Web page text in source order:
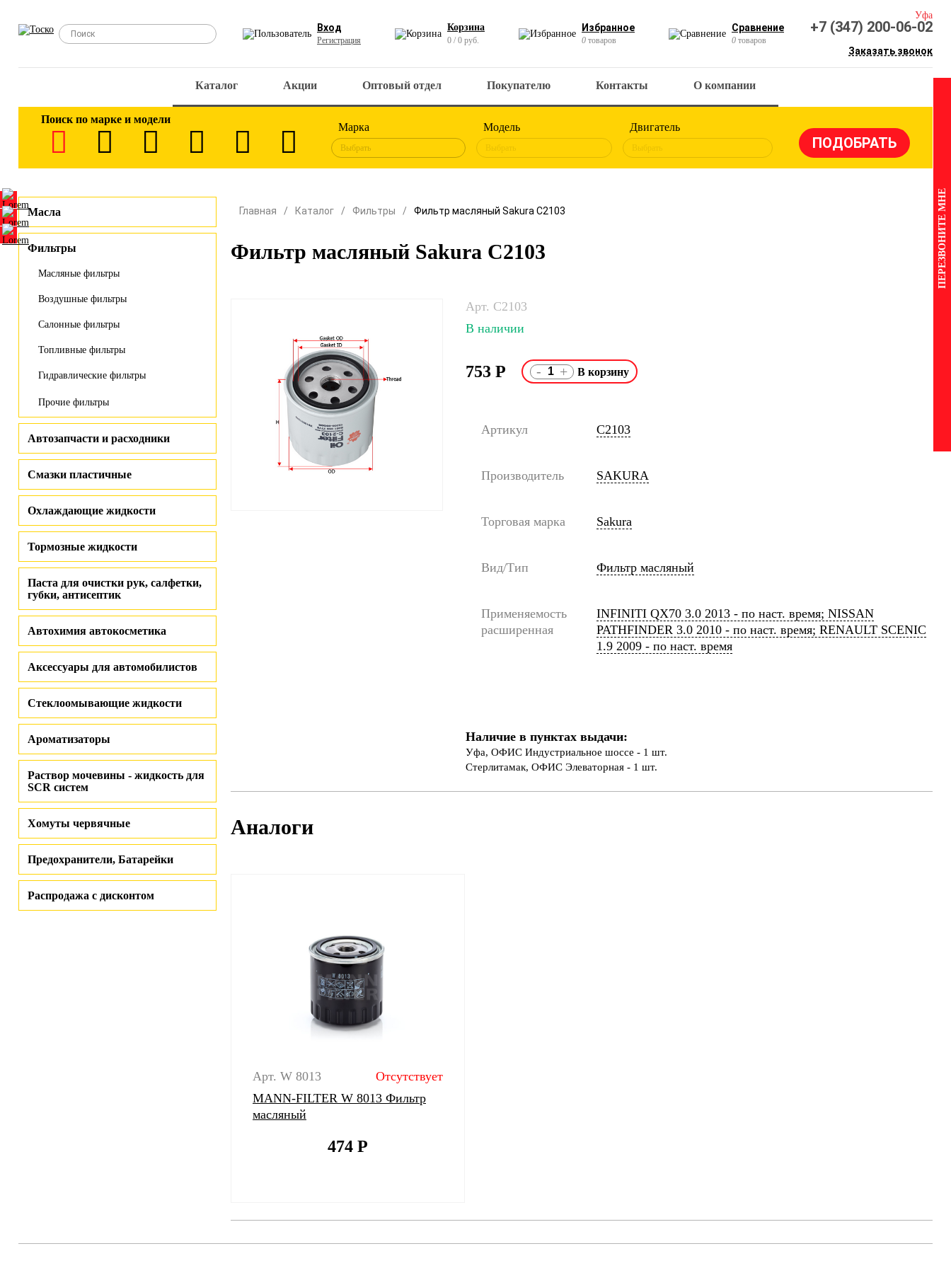
Вход
Регистрация
Корзина
0 / 0 руб.
Избранное
0 товаров
Сравнение
0 товаров
Уфа
+7 (347) 200-06-02
Заказать звонок
Каталог Акции Оптовый отдел Покупателю Контакты О компании
Поиск по марке и модели
Марка
Выбрать
Модель
Выбрать
Двигатель
Выбрать
Масла
Фильтры
Масляные фильтры
Воздушные фильтры
Салонные фильтры
Топливные фильтры
Гидравлические фильтры
Прочие фильтры
Автозапчасти и расходники
Смазки пластичные
Охлаждающие жидкости
Тормозные жидкости
Паста для очистки рук, салфетки,
губки, антисептик
Автохимия автокосметика
Аксессуары для автомобилистов
Стеклоомывающие жидкости
Ароматизаторы
Раствор мочевины - жидкость для
SCR систем
Хомуты червячные
Предохранители, Батарейки
Распродажа с дисконтом
Главная Каталог Фильтры Фильтр масляный Sakura C2103
Фильтр масляный Sakura C2103
Арт. C2103
В наличии
753 Р - +
Артикул C2103
Производитель SAKURA
Торговая марка Sakura
Вид/Тип Фильтр масляный
Применяемость
расширенная
INFINITI QX70 3.0 2013 - по наст. время; NISSAN
PATHFINDER 3.0 2010 - по наст. время; RENAULT SCENIC
1.9 2009 - по наст. время
Наличие в пунктах выдачи:
Уфа, ОФИС Индустриальное шоссе - 1 шт.
Стерлитамак, ОФИС Элеваторная - 1 шт.
Аналоги
Арт. W 8013
Отсутствует
MANN-FILTER W 8013 Фильтр
масляный
474 Р
ПЕРЕЗВОНИТЕ МНЕ